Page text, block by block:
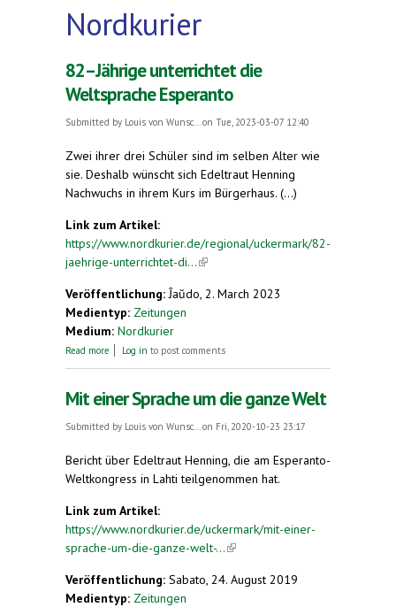
Nordkurier
82–Jährige unterrichtet die
Weltsprache Esperanto
Submitted by Louis von Wunsc... on Tue, 2023-03-07 12:40
Zwei ihrer drei Schüler sind im selben Alter wie
sie. Deshalb wünscht sich Edeltraut Henning
Nachwuchs in ihrem Kurs im Bürgerhaus. (...)
Link zum Artikel:
https://www.nordkurier.de/regional/uckermark/82-
jaehrige-unterrichtet-di...(link is external)
Veröffentlichung: Ĵaŭdo, 2. March 2023
Medientyp: Zeitungen
Medium: Nordkurier
Read more about 82–Jährige unterrichtet die Weltsprache
Log in to post comments
Mit einer Sprache um die ganze Welt
Submitted by Louis von Wunsc... on Fri, 2020-10-23 23:17
Bericht über Edeltraut Henning, die am Esperanto-
Weltkongress in Lahti teilgenommen hat.
Link zum Artikel:
https://www.nordkurier.de/uckermark/mit-einer-
sprache-um-die-ganze-welt-...(link is external)
Veröffentlichung: Sabato, 24. August 2019
Medientyp: Zeitungen